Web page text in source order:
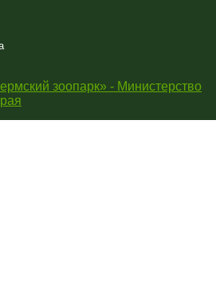
зоопарк» - Министерство